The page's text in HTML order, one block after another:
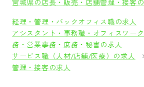
宮城県の店長・販売・店舗管理・接客
経理・管理・バックオフィス職の求人
アシスタント・事務職・オフィスワー
務・営業事務・庶務・秘書の求人
サービス職（人材/店舗/医療）の求人
管理・接客の求人